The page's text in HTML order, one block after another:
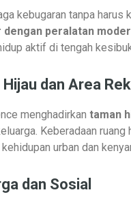
kebugaran tanpa harus
peralatan
aktif di tengah
dan Area
menghadirkan taman
Keberadaan
urban dan
dan Sosial